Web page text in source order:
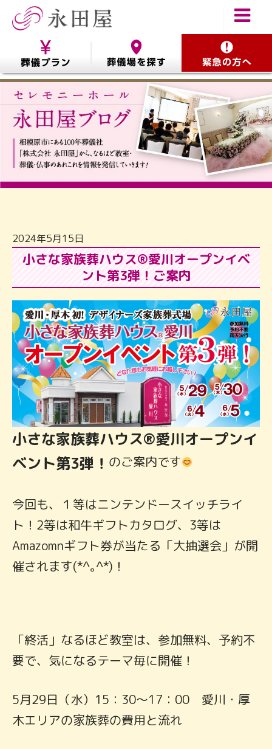
2024年5月15日
小さな家族葬ハウス®愛川オープンイベ
ント第3弾！ご案内
小さな家族葬ハウス®愛川オープンイ
ベント第3弾！ のご案内です
今回も、１等はニンテンドースイッチライ
ト！2等は和牛ギフトカタログ、3等は
Amazomnギフト券が当たる「大抽選会」が開
催されます(*^｡^*)！
「終活」なるほど教室は、参加無料、予約不
要で、気になるテーマ毎に開催！
5月29日（水）15：30～17：00 愛川・厚
木エリアの家族葬の費用と流れ